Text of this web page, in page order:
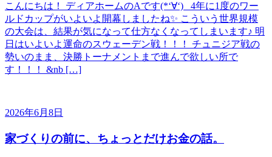
こんにちは！ ディアホームのAです(*‘∀‘) 4年に1度のワー
ルドカップがいよいよ開幕しましたね✨ こういう世界規模
の大会は、結果が気になって仕方なくなってしまいます♪ 明
日はいよいよ運命のスウェーデン戦！！！ チュニジア戦の
勢いのまま、決勝トーナメントまで進んで欲しい所で
す！！！ &nb […]
2026年6月8日
家づくりの前に、ちょっとだけお金の話。